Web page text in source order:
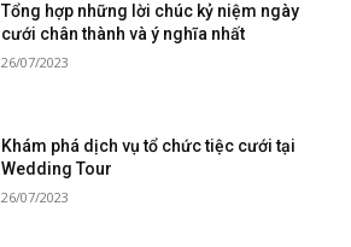
Tổng hợp những lời chúc kỷ niệm ngày
cưới chân thành và ý nghĩa nhất
26/07/2023
Khám phá dịch vụ tổ chức tiệc cưới tại
Wedding Tour
26/07/2023